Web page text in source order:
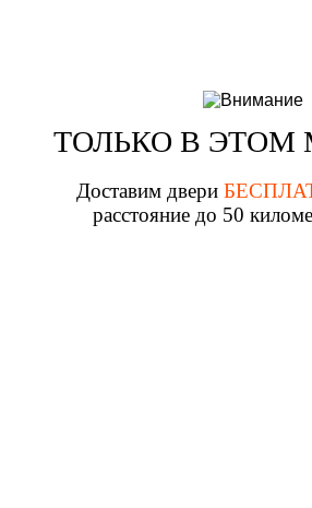
ТОЛЬКО В ЭТОМ
Доставим двери
расстояние до 50